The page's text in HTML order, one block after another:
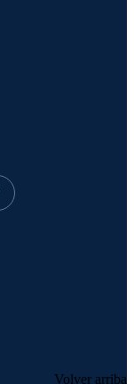
Volver arriba